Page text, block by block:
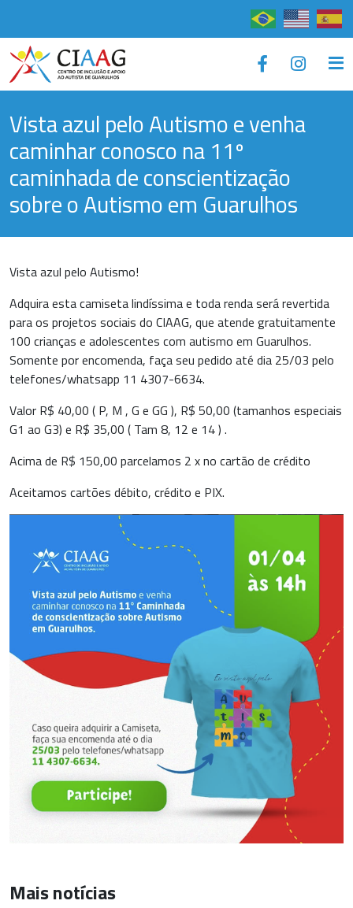
×
Vista azul pelo Autismo e venha
caminhar conosco na 11º
caminhada de conscientização
sobre o Autismo em Guarulhos
Vista azul pelo Autismo!
Adquira esta camiseta lindíssima e toda renda será revertida
para os projetos sociais do CIAAG, que atende gratuitamente
100 crianças e adolescentes com autismo em Guarulhos.
Somente por encomenda, faça seu pedido até dia 25/03 pelo
telefones/whatsapp 11 4307-6634.
Valor R$ 40,00 ( P, M , G e GG ), R$ 50,00 (tamanhos especiais
G1 ao G3) e R$ 35,00 ( Tam 8, 12 e 14 ) .
Acima de R$ 150,00 parcelamos 2 x no cartão de crédito
Aceitamos cartões débito, crédito e PIX.
Mais notícias